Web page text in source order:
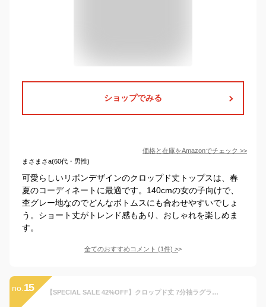
ショップでみる
価格と在庫をAmazonでチェック >>
まさまさa(60代・男性)
可愛らしいリボンデザインのクロップド丈トップスは、春
夏のコーディネートに最適です。140cmの女の子向けで、
杢グレー地なのでどんなボトムスにも合わせやすいでしょ
う。ショート丈がトレンド感もあり、おしゃれを楽しめま
す。
全てのおすすめコメント (1件) >
no. 15 【SPECIAL SALE 42%OFF】クロップド丈 7分袖ラグランTシャツ 子供服 キッズ 女の子 トップス 長袖Tシャツ ロンT 綿100% 24SS_春のガールズコレクション_トップス